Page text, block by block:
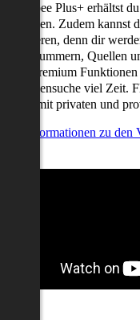
Flatbee Plus+ erhältst
Zudem kannst
denn dir
Quellen
alle Premium
viel Zeit.
mit privaten und
Informationen zu den